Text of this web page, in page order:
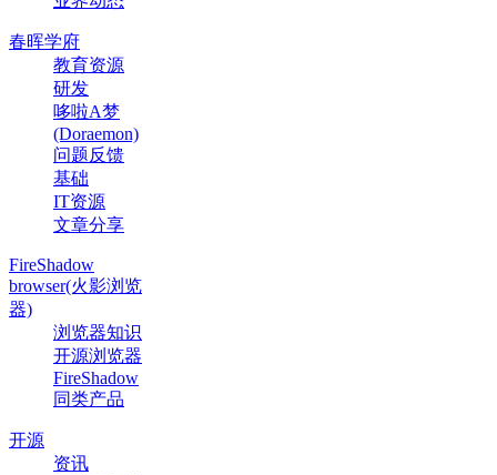
春晖学府
教育资源
研发
哆啦A梦
(Doraemon)
问题反馈
基础
IT资源
文章分享
FireShadow
browser(火影浏览
器)
浏览器知识
开源浏览器
FireShadow
同类产品
开源
资讯